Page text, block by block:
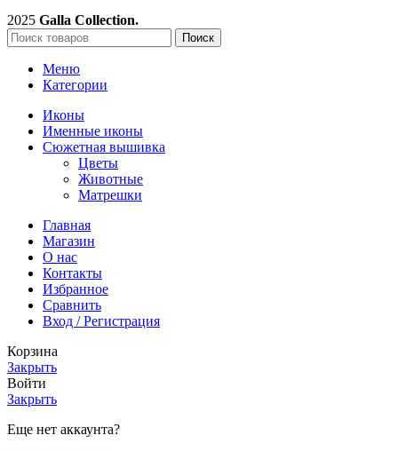
2025 Galla Collection.
Поиск
Меню
Категории
Иконы
Именные иконы
Сюжетная вышивка
Цветы
Животные
Матрешки
Главная
Магазин
О нас
Контакты
Избранное
Сравнить
Вход / Регистрация
Корзина
Закрыть
Войти
Закрыть
Еще нет аккаунта?